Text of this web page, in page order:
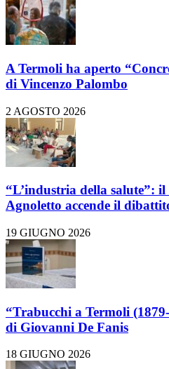
A Termoli ha aperto
di Vincenzo Palombo
2 AGOSTO 2026
“L’industria della salute”:
Agnoletto accende il
19 GIUGNO 2026
“Trabucchi a Termoli
di Giovanni De Fanis
18 GIUGNO 2026